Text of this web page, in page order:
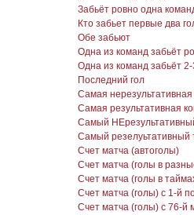
Забьёт ровно одна
Кто забьет первые два
Обе забьют
Одна из команд забьёт
Одна из команд забьёт 2-
Последний гол
Самая
Самая результативная
Самый
Самый резелуьтативный
Счет матча (автоголы)
Счет матча (голы в
Счет матча (голы в
Счет матча (голы) с 1-й
Счет матча (голы) с 76-й